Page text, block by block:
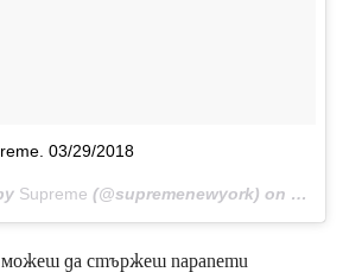
03/29/2018
Supreme (@supremenewyork) on Mar 26,
да стържеш парапети